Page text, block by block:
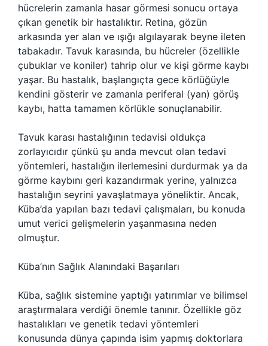
hücrelerin zamanla hasar görmesi sonucu ortaya
çıkan genetik bir hastalıktır. Retina, gözün
arkasında yer alan ve ışığı algılayarak beyne ileten
tabakadır. Tavuk karasında, bu hücreler (özellikle
çubuklar ve koniler) tahrip olur ve kişi görme kaybı
yaşar. Bu hastalık, başlangıçta gece körlüğüyle
kendini gösterir ve zamanla periferal (yan) görüş
kaybı, hatta tamamen körlükle sonuçlanabilir.
Tavuk karası hastalığının tedavisi oldukça
zorlayıcıdır çünkü şu anda mevcut olan tedavi
yöntemleri, hastalığın ilerlemesini durdurmak ya da
görme kaybını geri kazandırmak yerine, yalnızca
hastalığın seyrini yavaşlatmaya yöneliktir. Ancak,
Küba’da yapılan bazı tedavi çalışmaları, bu konuda
umut verici gelişmelerin yaşanmasına neden
olmuştur.
Küba’nın Sağlık Alanındaki Başarıları
Küba, sağlık sistemine yaptığı yatırımlar ve bilimsel
araştırmalara verdiği önemle tanınır. Özellikle göz
hastalıkları ve genetik tedavi yöntemleri
konusunda dünya çapında isim yapmış doktorlara